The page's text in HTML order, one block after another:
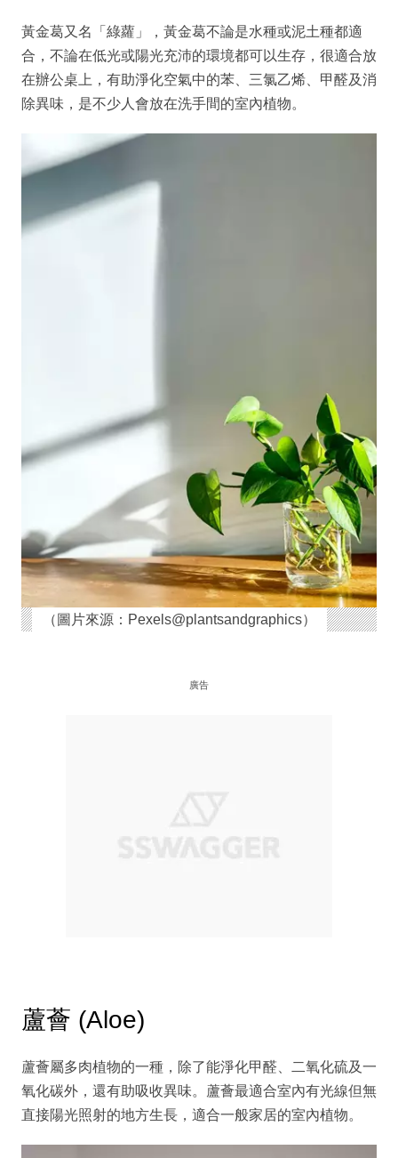
黃金葛又名「綠蘿」，黃金葛不論是水種或泥土種都適
合，不論在低光或陽光充沛的環境都可以生存，很適合放
在辦公桌上，有助淨化空氣中的苯、三氯乙烯、甲醛及消
除異味，是不少人會放在洗手間的室內植物。
（圖片來源：Pexels@plantsandgraphics）
廣告
蘆薈 (Aloe)
蘆薈屬多肉植物的一種，除了能淨化甲醛、二氧化硫及一
氧化碳外，還有助吸收異味。蘆薈最適合室內有光線但無
直接陽光照射的地方生長，適合一般家居的室內植物。